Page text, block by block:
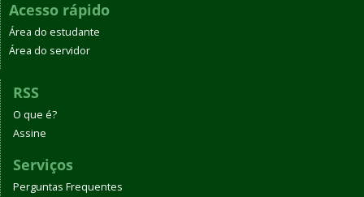
Acesso rápido
Área do estudante
Área do servidor
RSS
O que é?
Assine
Serviços
Perguntas Frequentes